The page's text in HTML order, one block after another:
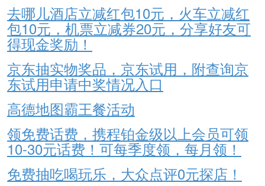
去哪儿酒店立减红包10元，火车立减红
包10元，机票立减券20元，分享好友可
得现金奖励！
京东抽实物奖品，京东试用，附查询京
东试用申请中奖情况入口
高德地图霸王餐活动
领免费话费，携程铂金级以上会员可领
10-30元话费！可每季度领，每月领！
免费抽吃喝玩乐，大众点评0元探店！